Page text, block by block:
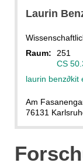
Laurin
Raum:
251
CS
laurin benz∂kit
Am
76131